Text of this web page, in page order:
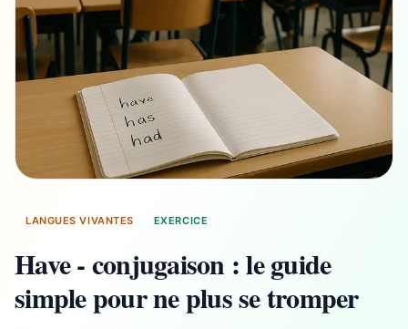
LANGUES VIVANTES EXERCICE
Have - conjugaison : le guide
simple pour ne plus se tromper